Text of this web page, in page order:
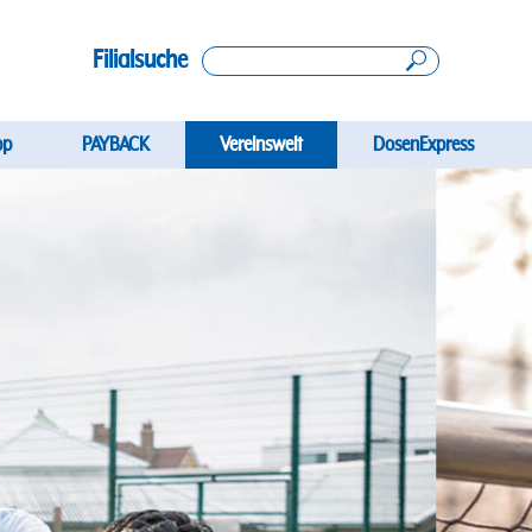
Filialsuche
PAYBACK Vereinswelt DosenExpress